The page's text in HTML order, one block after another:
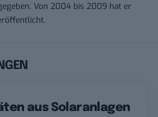
Von 2004 bis 2009 hat er
aus Solaranlagen